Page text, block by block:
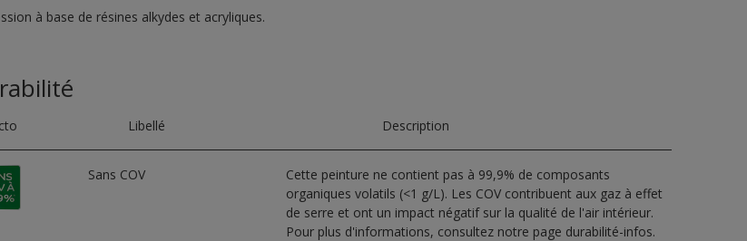
à base de résines alkydes et acryliques.
Libellé Description
Sans COV
Cette peinture ne contient pas à 99,9% de composants
organiques volatils (<1 g/L). Les COV contribuent aux gaz à effet
de serre et ont un impact négatif sur la qualité de l'air intérieur.
Pour plus d'informations, consultez notre page durabilité-infos.